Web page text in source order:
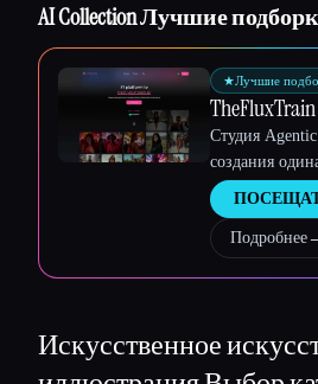
AI Collection Лучшие
★Лучшие
TheFluxTrain
Студия
создания
рабочих
Подробнее
Искусственное